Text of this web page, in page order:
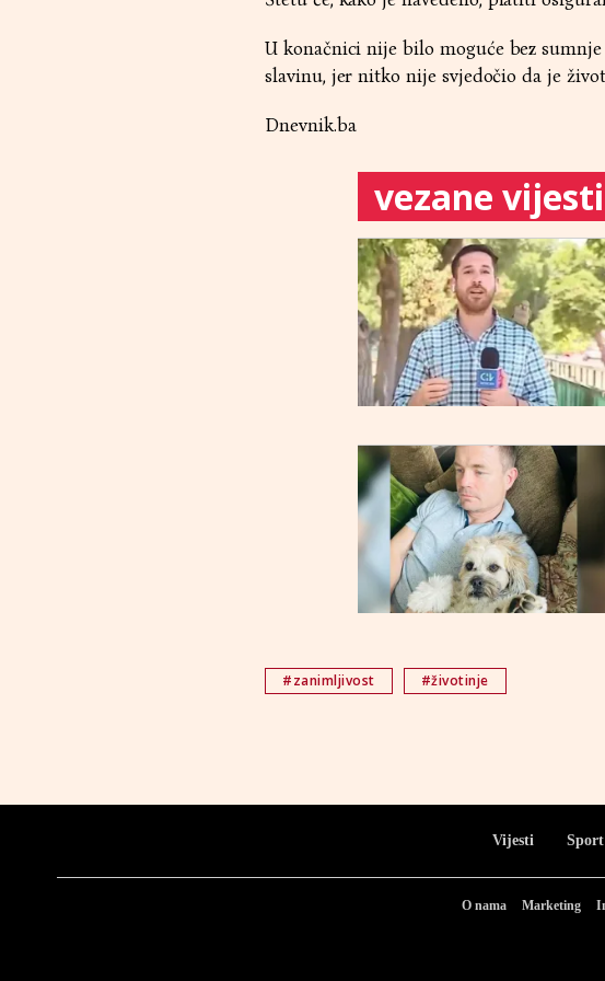
U konačnici nije bilo moguće bez
slavinu, jer nitko nije svjedočio da je
Dnevnik.ba
vezane vijesti
#zanimljivost #životinje
Vijesti Sport
O nama Marketing